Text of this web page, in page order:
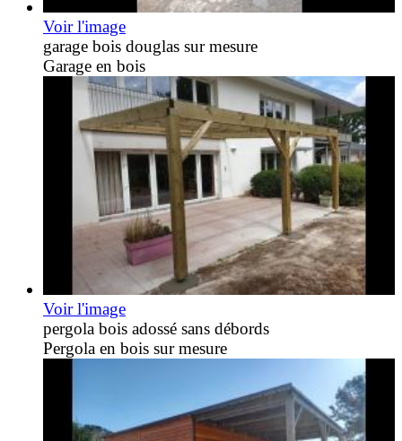
Voir l'image
garage bois douglas sur mesure
Garage en bois
Voir l'image
pergola bois adossé sans débords
Pergola en bois sur mesure